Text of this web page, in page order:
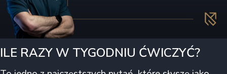
ILE RAZY W TYGODNIU ĆWICZYĆ?